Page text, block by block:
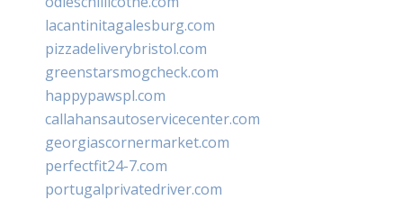
lacantinitagalesburg.com
pizzadeliverybristol.com
greenstarsmogcheck.com
happypawspl.com
callahansautoservicecenter.com
georgiascornermarket.com
perfectfit24-7.com
portugalprivatedriver.com